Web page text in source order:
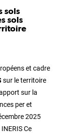
sols
sols
et cadre
sur le territoire
sur la
per et
2025
Ce